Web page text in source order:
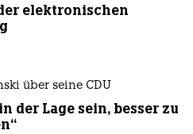
elektronischen
über seine CDU
der Lage sein, besser zu